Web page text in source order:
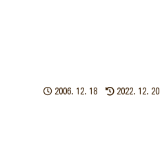
2006.12.18 2022.12.20